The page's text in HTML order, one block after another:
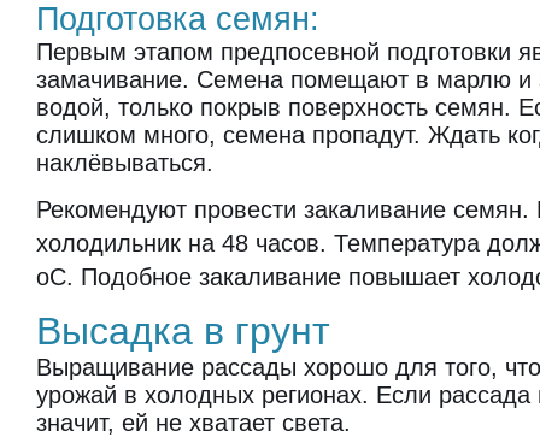
Подготовка семян:
Первым этапом предпосевной подготовки
замачивание. Семена помещают в марлю и
водой, только покрыв поверхность семян.
слишком много, семена пропадут. Ждать
наклёвываться.
Рекомендуют провести закаливание семян.
холодильник на 48 часов. Температура
оС. Подобное закаливание повышает
Высадка в грунт
Выращивание рассады хорошо для того,
урожай в холодных регионах. Если рассада
значит, ей не хватает света.